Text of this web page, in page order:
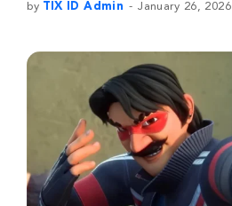
by TIX ID Admin January 26, 2026